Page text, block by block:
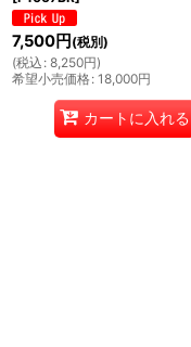
7,500円 (税別)
(税込 : 8,250円)
希望小売価格: 18,000円
カートに入れる